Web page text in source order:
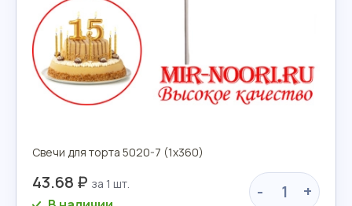
Свечи для торта 5020-7 (1х360)
43.68 ₽ - +